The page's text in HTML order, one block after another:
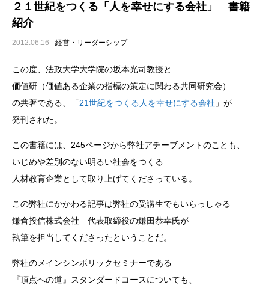
２１世紀をつくる「人を幸せにする会社」 書籍
紹介
2012.06.16 経営・リーダーシップ
この度、法政大学大学院の坂本光司教授と
価値研（価値ある企業の指標の策定に関わる共同研究会）
の共著である、「21世紀をつくる人を幸せにする会社 」が
発刊された。
この書籍には、245ページから弊社アチーブメントのことも、
いじめや差別のない明るい社会をつくる
人材教育企業として取り上げてくださっている。
この弊社にかかわる記事は弊社の受講生でもいらっしゃる
鎌倉投信株式会社 代表取締役の鎌田恭幸氏が
執筆を担当してくださったということだ。
弊社のメインシンボリックセミナーである
『頂点への道』スタンダードコースについても、